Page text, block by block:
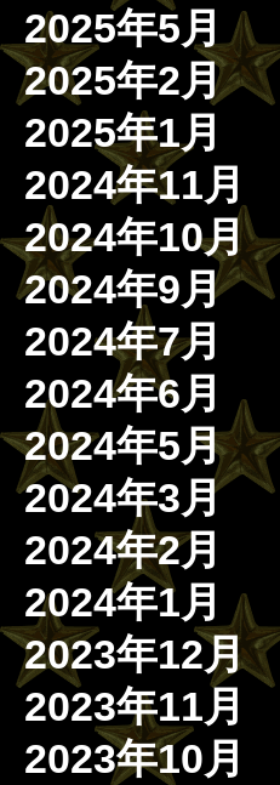
2025年5月
2025年2月
2025年1月
2024年11月
2024年10月
2024年9月
2024年7月
2024年6月
2024年5月
2024年3月
2024年2月
2024年1月
2023年12月
2023年11月
2023年10月